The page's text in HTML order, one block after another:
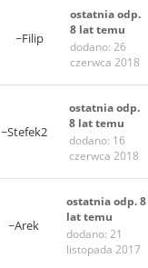
~Filip
ostatnia odp.
8 lat temu
dodano: 26
czerwca 2018
~Stefek2
ostatnia odp.
8 lat temu
dodano: 16
czerwca 2018
~Arek
ostatnia odp. 8
lat temu
dodano: 21
listopada 2017